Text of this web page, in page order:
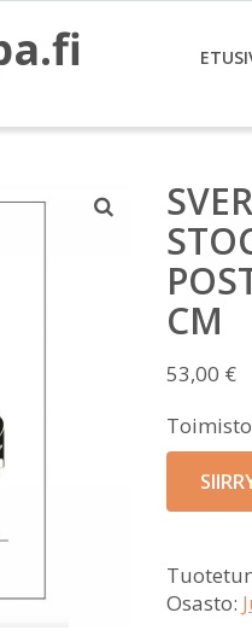
CM
53,00 €
Osasto: